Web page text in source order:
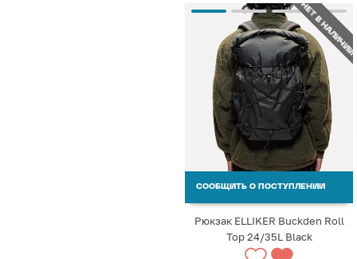
НЕТ В НАЛИЧИИ
СООБЩИТЬ О ПОСТУПЛЕНИИ
Рюкзак ELLIKER Buckden Roll
Top 24/35L Black